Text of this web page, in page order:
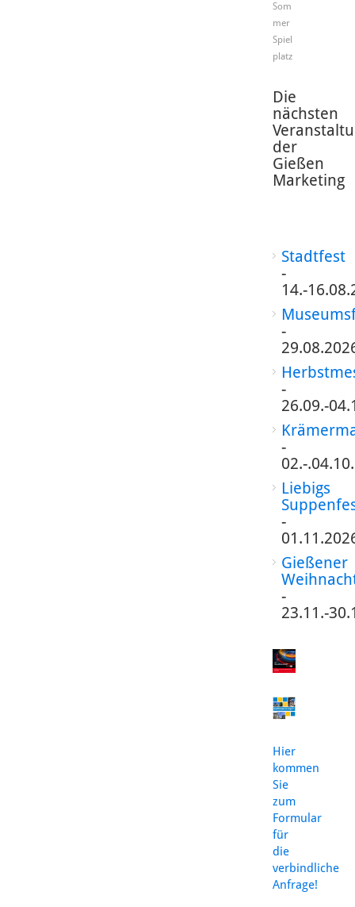
Som
mer
Spiel
platz
Die
nächsten
der
Gießen
Marketing
Stadtfest
-
14.-
-
-
26.09.-
-
02.-
Liebigs
-
Gießener
-
23.11.-
Hier
kommen
Sie
zum
Formular
für
die
verbindliche
Anfrage!